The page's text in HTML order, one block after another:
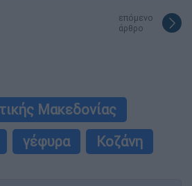
επόμενο
άρθρο
Μακεδονίας
γέφυρα Κοζάνη